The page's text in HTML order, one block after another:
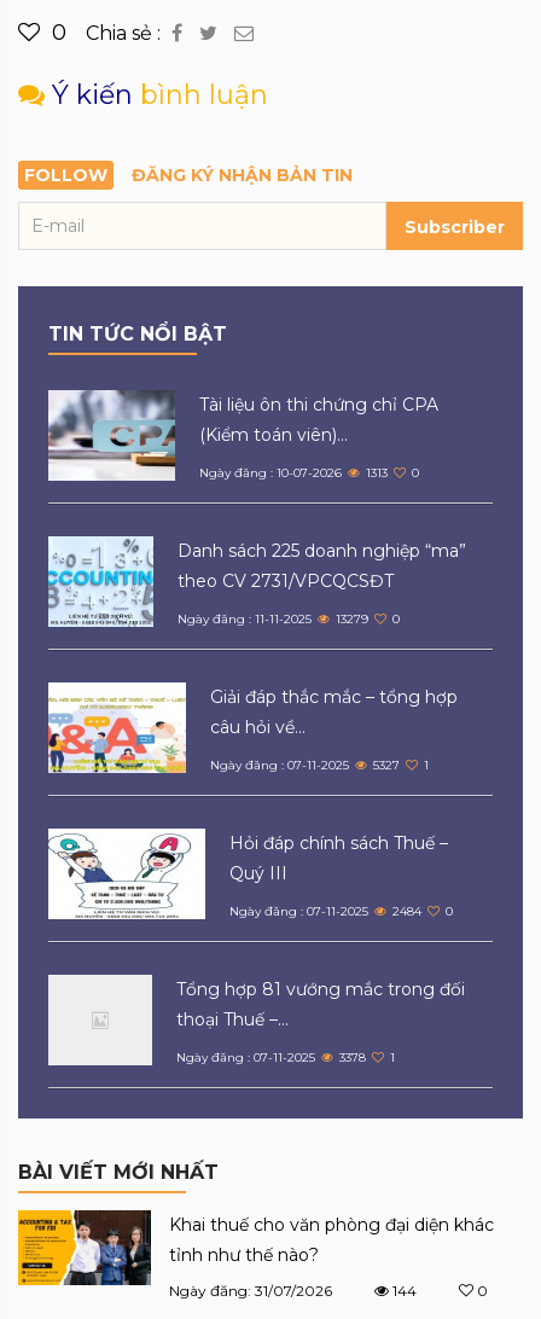
0 Chia sẻ :
Ý kiến bình luận
FOLLOW ĐĂNG KÝ NHẬN BẢN TIN
Subscriber
TIN TỨC NỔI BẬT
Tài liệu ôn thi chứng chỉ CPA
(Kiểm toán viên)...
Ngày đăng : 10-07-2026 1313 0
Danh sách 225 doanh nghiệp “ma”
theo CV 2731/VPCQCSĐT
Ngày đăng : 11-11-2025 13279 0
Giải đáp thắc mắc – tổng hợp
câu hỏi về...
Ngày đăng : 07-11-2025 5327 1
Hỏi đáp chính sách Thuế –
Quý III
Ngày đăng : 07-11-2025 2484 0
Tổng hợp 81 vướng mắc trong đối
thoại Thuế –...
Ngày đăng : 07-11-2025 3378 1
BÀI VIẾT MỚI NHẤT
Khai thuế cho văn phòng đại diện khác
tỉnh như thế nào?
Ngày đăng: 31/07/2026 144 0